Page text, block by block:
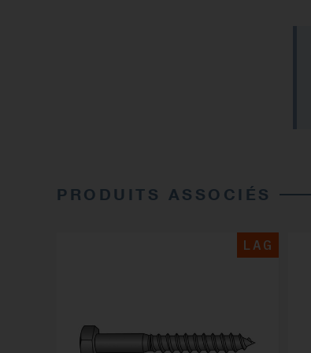
PRODUITS ASSOCIÉS
LAG